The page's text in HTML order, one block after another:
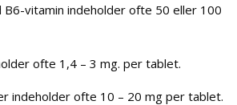
B6-vitamin indeholder ofte 50 eller 100
ofte 1,4 – 3 mg. per tablet.
indeholder ofte 10 – 20 mg per tablet.